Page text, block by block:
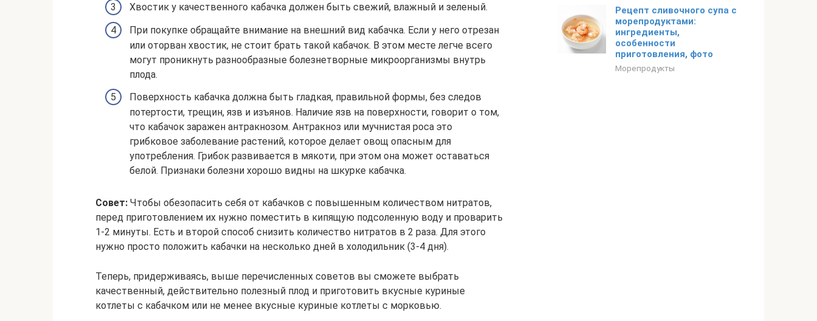
Хвостик у качественного кабачка должен быть свежий, влажный и зеленый.
При покупке обращайте внимание на внешний вид кабачка. Если у него отрезан
или оторван хвостик, не стоит брать такой кабачок. В этом месте легче всего
могут проникнуть разнообразные болезнетворные микроорганизмы внутрь
плода.
Поверхность кабачка должна быть гладкая, правильной формы, без следов
потертости, трещин, язв и изъянов. Наличие язв на поверхности, говорит о том,
что кабачок заражен антракнозом. Антракноз или мучнистая роса это
грибковое заболевание растений, которое делает овощ опасным для
употребления. Грибок развивается в мякоти, при этом она может оставаться
белой. Признаки болезни хорошо видны на шкурке кабачка.
Совет: Чтобы обезопасить себя от кабачков с повышенным количеством нитратов,
перед приготовлением их нужно поместить в кипящую подсоленную воду и проварить
1-2 минуты. Есть и второй способ снизить количество нитратов в 2 раза. Для этого
нужно просто положить кабачки на несколько дней в холодильник (3-4 дня).
Теперь, придерживаясь, выше перечисленных советов вы сможете выбрать
качественный, действительно полезный плод и приготовить вкусные куриные
котлеты с кабачком или не менее вкусные куриные котлеты с морковью.
Рецепт сливочного супа с
морепродуктами:
ингредиенты,
особенности
приготовления, фото
Морепродукты